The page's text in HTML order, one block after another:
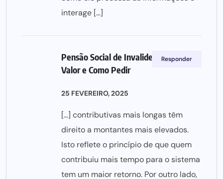
interage […]
Pensão Social de Invalidez: Requisitos,
Valor e Como Pedir
25 FEVEREIRO, 2025
[…] contributivas mais longas têm
direito a montantes mais elevados.
Isto reflete o princípio de que quem
contribuiu mais tempo para o sistema
tem um maior retorno. Por outro lado,
Responder